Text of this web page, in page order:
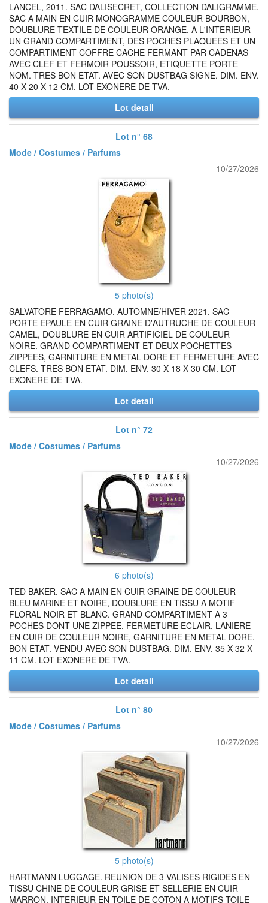
LANCEL, 2011. SAC DALISECRET, COLLECTION DALIGRAMME.
SAC A MAIN EN CUIR MONOGRAMME COULEUR BOURBON,
DOUBLURE TEXTILE DE COULEUR ORANGE. A L'INTERIEUR
UN GRAND COMPARTIMENT, DES POCHES PLAQUEES ET UN
COMPARTIMENT COFFRE CACHE FERMANT PAR CADENAS
AVEC CLEF ET FERMOIR POUSSOIR, ETIQUETTE PORTE-
NOM. TRES BON ETAT. AVEC SON DUSTBAG SIGNE. DIM. ENV.
40 X 20 X 12 CM. LOT EXONERE DE TVA.
Lot detail
Lot n° 68
Mode / Costumes / Parfums
10/27/2026
5 photo(s)
SALVATORE FERRAGAMO. AUTOMNE/HIVER 2021. SAC
PORTE EPAULE EN CUIR GRAINE D'AUTRUCHE DE COULEUR
CAMEL, DOUBLURE EN CUIR ARTIFICIEL DE COULEUR
NOIRE. GRAND COMPARTIMENT ET DEUX POCHETTES
ZIPPEES, GARNITURE EN METAL DORE ET FERMETURE AVEC
CLEFS. TRES BON ETAT. DIM. ENV. 30 X 18 X 30 CM. LOT
EXONERE DE TVA.
Lot detail
Lot n° 72
Mode / Costumes / Parfums
10/27/2026
6 photo(s)
TED BAKER. SAC A MAIN EN CUIR GRAINE DE COULEUR
BLEU MARINE ET NOIRE, DOUBLURE EN TISSU A MOTIF
FLORAL NOIR ET BLANC. GRAND COMPARTIMENT A 3
POCHES DONT UNE ZIPPEE, FERMETURE ECLAIR, LANIERE
EN CUIR DE COULEUR NOIRE, GARNITURE EN METAL DORE.
BON ETAT. VENDU AVEC SON DUSTBAG. DIM. ENV. 35 X 32 X
11 CM. LOT EXONERE DE TVA.
Lot detail
Lot n° 80
Mode / Costumes / Parfums
10/27/2026
5 photo(s)
HARTMANN LUGGAGE. REUNION DE 3 VALISES RIGIDES EN
TISSU CHINE DE COULEUR GRISE ET SELLERIE EN CUIR
MARRON. INTERIEUR EN TOILE DE COTON A MOTIFS TOILE